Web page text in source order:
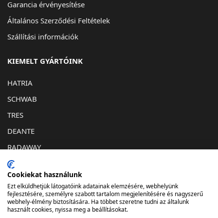
Garancia érvényesítése
Általános Szerződési Feltételek
Szállítási információk
KIEMELT GYÁRTÓINK
HATRIA
SCHWAB
TRES
DEANTE
RADAWAY
KAPCSOLAT
1032. Budapest, Bécsi út 193
info@lunafurdostudio.hu
Cookiekat használunk
Ezt elküldhetjük látogatóink adatainak elemzésére, webhelyünk
fejlesztésére, személyre szabott tartalom megjelenítésére és nagyszerű
webhely-élmény biztosítására. Ha többet szeretne tudni az általunk
használt cookies, nyissa meg a beállításokat.